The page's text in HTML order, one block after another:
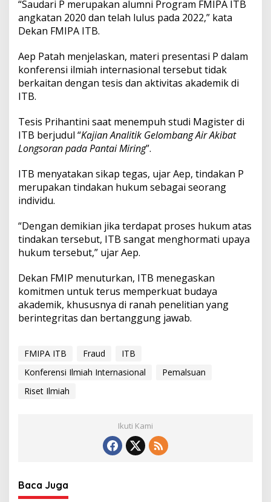
B
:
I
T
i
n
a
n
I
v
u
“Saudari P merupakan alumni Program FMIPA ITB
angkatan 2020 dan telah lulus pada 2022,” kata
Dekan FMIPA ITB.
Aep Patah menjelaskan, materi presentasi P dalam
konferensi ilmiah internasional tersebut tidak
berkaitan dengan tesis dan aktivitas akademik di
ITB.
Tesis Prihantini saat menempuh studi Magister di
ITB berjudul “Kajian Analitik Gelombang Air Akibat
Longsoran pada Pantai Miring”.
ITB menyatakan sikap tegas, ujar Aep, tindakan P
merupakan tindakan hukum sebagai seorang
individu.
“Dengan demikian jika terdapat proses hukum atas
tindakan tersebut, ITB sangat menghormati upaya
hukum tersebut,” ujar Aep.
Dekan FMIP menuturkan, ITB menegaskan
komitmen untuk terus memperkuat budaya
akademik, khususnya di ranah penelitian yang
berintegritas dan bertanggung jawab.
FMIPA ITB Fraud
ITB
Konferensi Ilmiah Internasional
Pemalsuan
Riset Ilmiah
Ikuti Kami
Baca Juga